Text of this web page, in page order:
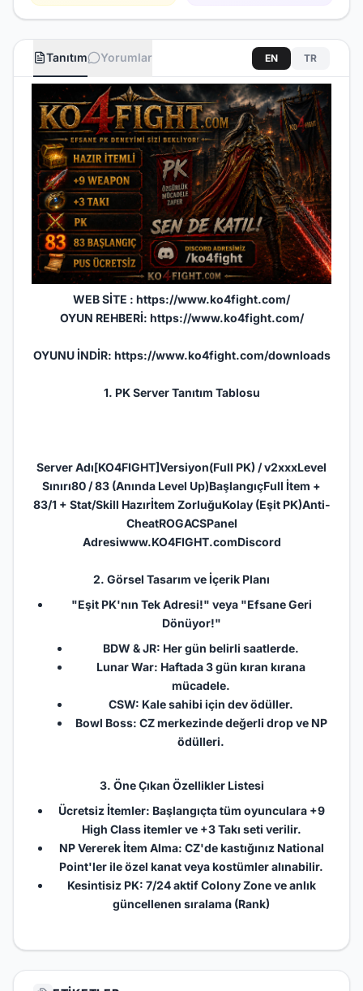
Tanıtım Yorumlar EN TR
WEB SİTE : https://www.ko4fight.com/
OYUN REHBERİ: https://www.ko4fight.com/
OYUNU İNDİR: https://www.ko4fight.com/downloads
1. PK ServerTanıtım Tablosu
ServerAdı[KO4FIGHT]Versiyon(Full PK) / v2xxxLevel
Sınırı80 / 83 (Anında Level Up)BaşlangıçFull İtem +
83/1 + Stat/Skill Hazırİtem ZorluğuKolay (Eşit PK)Anti-
CheatROGACSPanel
Adresiwww.KO4FIGHT.comDiscord
2. Görsel Tasarım ve İçerik Planı
"Eşit PK'nın Tek Adresi!" veya "Efsane Geri
Dönüyor!"
BDW & JR: Her gün belirli saatlerde.
Lunar War: Haftada 3 gün kıran kırana
mücadele.
CSW: Kale sahibi için dev ödüller.
Bowl Boss: CZ merkezinde değerli drop ve NP
ödülleri.
3. Öne Çıkan Özellikler Listesi
Ücretsiz İtemler: Başlangıçta tüm oyunculara +9
High Class itemler ve +3 Takı seti verilir.
NP Vererek İtem Alma: CZ'de kastığınız National
Point'ler ile özel kanat veya kostümler alınabilir.
Kesintisiz PK: 7/24 aktif Colony Zone ve anlık
güncellenen sıralama (Rank)